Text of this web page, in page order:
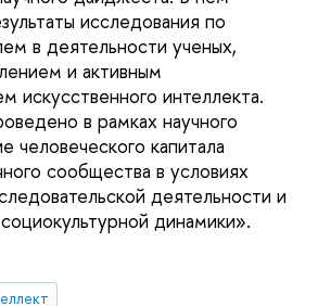
исследования по
в деятельности ученых,
и активным
искусственного интеллекта.
в рамках научного
человеческого капитала
сообщества в условиях
деятельности и
динамики».